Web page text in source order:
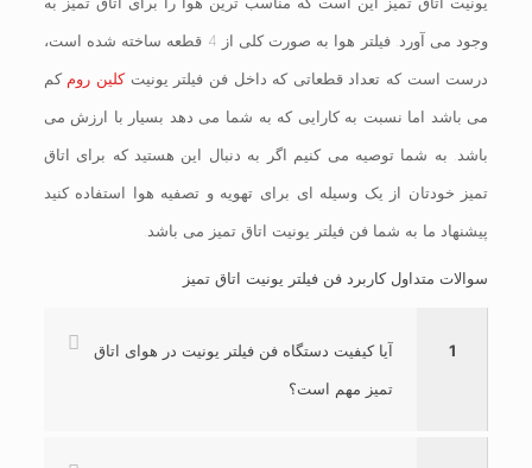
وجود می آورد. فیلتر هوا به صورت کلی از 4 قطعه ساخته شده است،
درست است که تعداد قطعاتی که داخل فن فیلتر یونیتکلین روم کم
می باشد اما نسبت به کارایی که به شما می دهد بسیار با ارزش می
باشد. به شما توصیه می کنیم اگر به دنبال این هستید که برای اتاق
تمیز خودتان از یک وسیله ای برای تهویه و تصفیه هوا استفاده کنید
پیشنهاد ما به شما فن فیلتر یونیت اتاق تمیز می باشد.
سوالات متداول کاربرد فن فیلتر یونیت اتاق تمیز
1
آیا کیفیت دستگاه فن فیلتر یونیت در هوای اتاق
تمیز مهم است؟